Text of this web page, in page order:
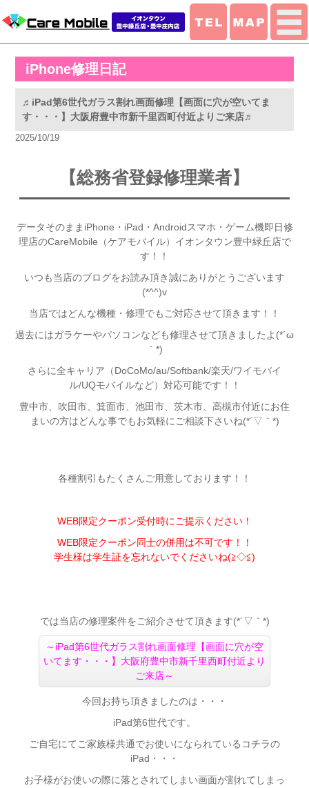
iPhone修理日記
♬iPad第6世代ガラス割れ画面修理【画面に穴が空いてま
す・・・】大阪府豊中市新千里西町付近よりご来店♬
2025/10/19
【総務省登録修理業者】
データそのままiPhone・iPad・Androidスマホ・ゲーム機即日修
理店のCareMobile（ケアモバイル）イオンタウン豊中緑丘店で
す！！
いつも当店のブログをお読み頂き誠にありがとうございます
(*^^)v
当店ではどんな機種・修理でもご対応させて頂きます！！
過去にはガラケーやパソコンなども修理させて頂きましたよ(*´ω
｀*)
さらに全キャリア（DoCoMo/au/Softbank/楽天/ワイモバイ
ル/UQモバイルなど）対応可能です！！
豊中市、吹田市、箕面市、池田市、茨木市、高槻市付近にお住
まいの方はどんな事でもお気軽にご相談下さいね(*´▽｀*)
各種割引もたくさんご用意しております！！
WEB限定クーポン受付時にご提示ください！
WEB限定クーポン同士の併用は不可です！！
学生様は学生証を忘れないでくださいね(≧◇≦)
では当店の修理案件をご紹介させて頂きます(*´▽｀*)
～ iPad第6世代ガラス割れ画面修理【画面に穴が空
いてます・・・】大阪府豊中市新千里西町付近より
ご来店～
今回お持ち頂きましたのは・・・
iPad第6世代です。
ご自宅にてご家族様共通でお使いになられているコチラの
iPad・・・
お子様がお使いの際に落とされてしまい画面が割れてしまっ